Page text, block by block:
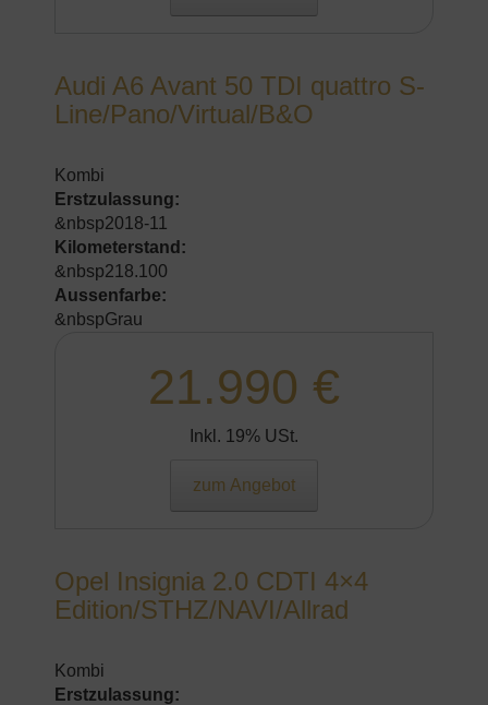
Audi A6 Avant 50 TDI quattro S-
Line/Pano/Virtual/B&O
Kombi
Erstzulassung:
&nbsp2018-11
Kilometerstand:
&nbsp218.100
Aussenfarbe:
&nbspGrau
21.990 €
Inkl. 19% USt.
zum Angebot
Opel Insignia 2.0 CDTI 4×4
Edition/STHZ/NAVI/Allrad
Kombi
Erstzulassung: